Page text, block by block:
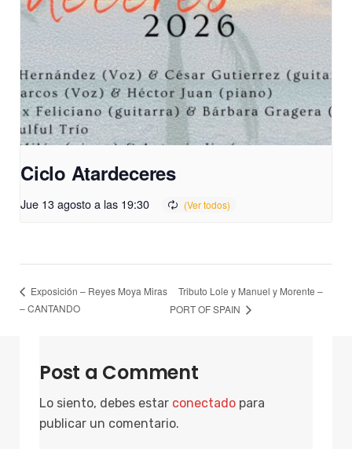
Ciclo Atardeceres
Jue 13 agosto a las 19:30
Exposición – Reyes Moya Miras
– CANTANDO
Tributo Lole y Manuel y Morente –
PORT OF SPAIN
Post a Comment
Lo siento, debes estar conectado para
publicar un comentario.